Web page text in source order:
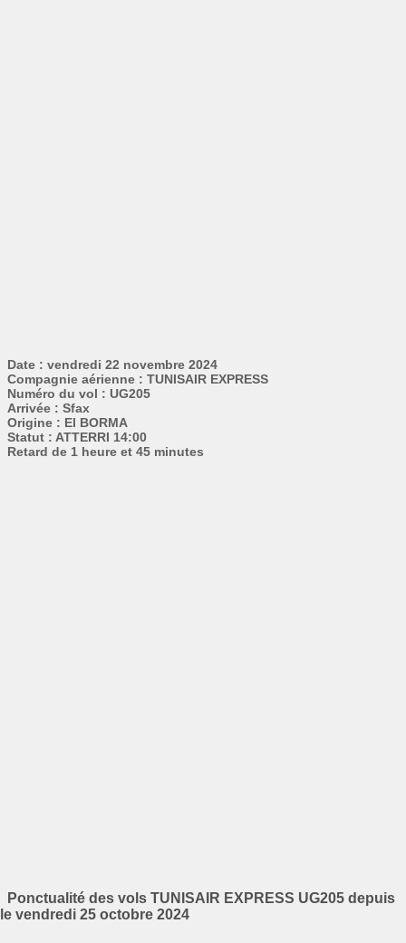
Date : vendredi 22 novembre 2024
Compagnie aérienne : TUNISAIR EXPRESS
Numéro du vol : UG205
Arrivée : Sfax
Origine : El BORMA
Statut : ATTERRI 14:00
Retard de 1 heure et 45 minutes
Ponctualité des vols TUNISAIR EXPRESS UG205 depuis
le vendredi 25 octobre 2024